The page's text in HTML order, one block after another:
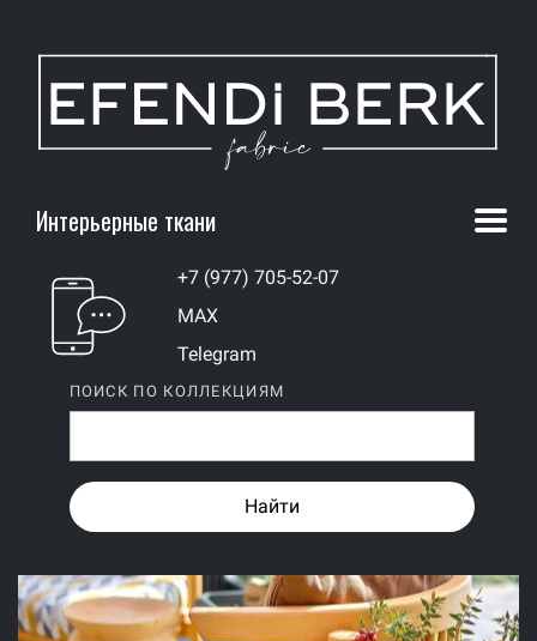
Интерьерные ткани
+7 (977) 705-52-07
MAX
Telegram
ПОИСК ПО КОЛЛЕКЦИЯМ
Найти